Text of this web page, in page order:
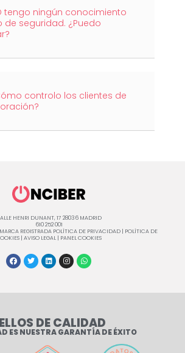
tengo ningún conocimiento
de seguridad. ¿Puedo
controlo los clientes de
HENRI DUNANT, 17 28036 MADRID
610 252 001
REGISTRADA POLÍTICA DE PRIVACIDAD | POLÍTICA DE
| AVISO LEGAL | PANEL COOKIES
DE CALIDAD
ES NUESTRA GARANTÍA DE ÉXITO